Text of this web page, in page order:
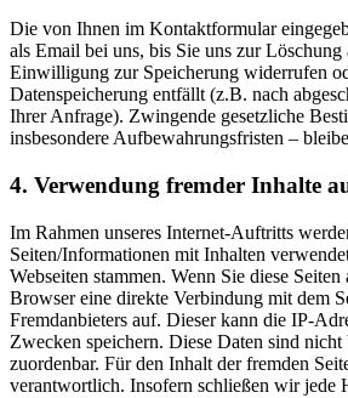
Die von Ihnen im Kontaktformular
als Email bei uns, bis Sie uns zur
Einwilligung zur Speicherung widerrufen
Datenspeicherung entfällt (z.B. nach
Ihrer Anfrage). Zwingende gesetzliche
insbesondere Aufbewahrungsfristen –
4. Verwendung fremder Inhalte
Im Rahmen unseres Internet-Auftritts
Seiten/Informationen mit Inhalten
Webseiten stammen. Wenn Sie diese
Browser eine direkte Verbindung mit dem
Fremdanbieters auf. Dieser kann die IP-
Zwecken speichern. Diese Daten sind nicht
zuordenbar. Für den Inhalt der fremden
verantwortlich. Insofern schließen wir jede